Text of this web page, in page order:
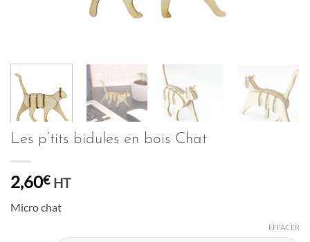
Les p’tits bidules en bois Chat
2,60€ HT
Micro chat
EFFACER